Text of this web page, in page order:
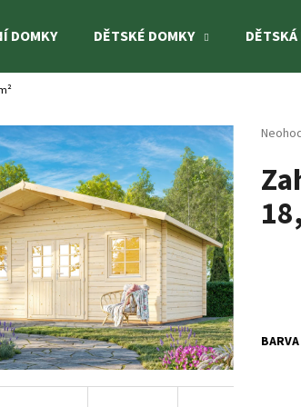
DOMKY DĚTSKÉ DOMKY DĚTSKÁ
produktu
je
0,0
z
BARVA
najít?
HLEDAT
DĚTSKÉ HŘIŠTĚ